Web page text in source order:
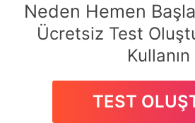
Neden Hemen
Ücretsiz Test
Kullanın
TEST